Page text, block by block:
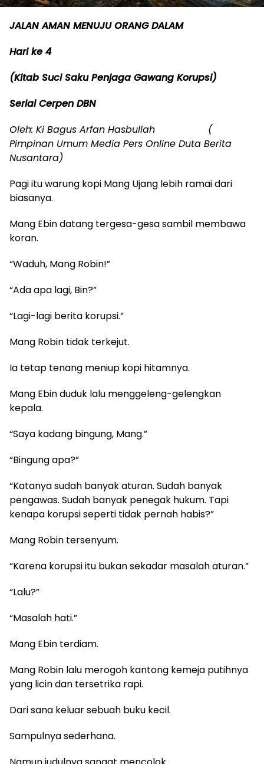
JALAN AMAN MENUJU ORANG DALAM
Hari ke 4
(Kitab Suci Saku Penjaga Gawang Korupsi)
Serial Cerpen DBN
Oleh: Ki Bagus Arfan Hasbullah (
Pimpinan Umum Media Pers Online Duta Berita
Nusantara)
Pagi itu warung kopi Mang Ujang lebih ramai dari
biasanya.
Mang Ebin datang tergesa-gesa sambil membawa
koran.
“Waduh, Mang Robin!”
“Ada apa lagi, Bin?”
“Lagi-lagi berita korupsi.”
Mang Robin tidak terkejut.
Ia tetap tenang meniup kopi hitamnya.
Mang Ebin duduk lalu menggeleng-gelengkan
kepala.
“Saya kadang bingung, Mang.”
“Bingung apa?”
“Katanya sudah banyak aturan. Sudah banyak
pengawas. Sudah banyak penegak hukum. Tapi
kenapa korupsi seperti tidak pernah habis?”
Mang Robin tersenyum.
“Karena korupsi itu bukan sekadar masalah aturan.”
“Lalu?”
“Masalah hati.”
Mang Ebin terdiam.
Mang Robin lalu merogoh kantong kemeja putihnya
yang licin dan tersetrika rapi.
Dari sana keluar sebuah buku kecil.
Sampulnya sederhana.